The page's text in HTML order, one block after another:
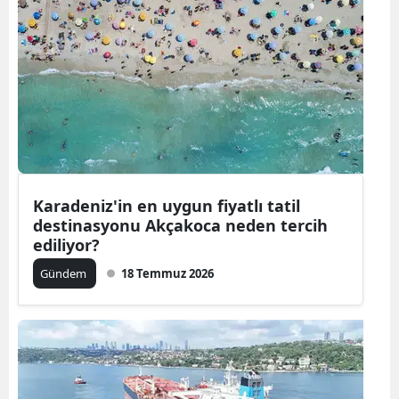
Samsun
Siirt
Sinop
Sivas
Tekirdağ
Şanlıurfa
Uşak
Karadeniz'in en uygun fiyatlı tatil
destinasyonu Akçakoca neden tercih
ediliyor?
Gündem 18 Temmuz 2026